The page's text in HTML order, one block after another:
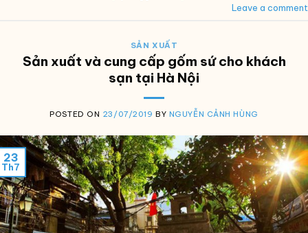
Leave a comment
SẢN XUẤT
Sản xuất và cung cấp gốm sứ cho khách
sạn tại Hà Nội
POSTED ON 23/07/2019 BY NGUYỄN CẢNH HÙNG
23
Th7